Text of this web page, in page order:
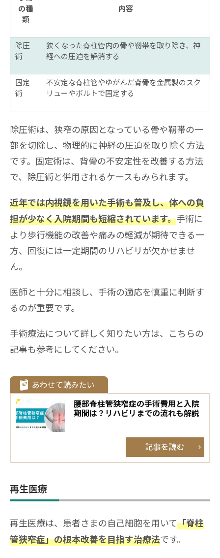
の種
類
内容
除圧
術
狭くなった脊柱管内の骨や靭帯を取り除き、神
経への圧迫を解消する
固定
術
不安定な脊柱管やゆがんだ背骨を金属製のスク
リューやボルトで固定する
除圧術は、狭窄の原因となっている骨や靭帯の一
部を切除し、物理的に神経の圧迫を取り除く方法
です。固定術は、背骨の不安定性を改善する方法
で、除圧術と併用されるケースもみられます。
近年では内視鏡を用いた手術も普及し、体への負
担が少なく入院期間も短縮されています。手術に
より歩行機能の改善や痛みの軽減が期待できる一
方、回復には一定期間のリハビリが欠かせませ
ん。
医師と十分に相談し、手術の適応を慎重に判断す
るのが重要です。
手術療法について詳しく知りたい方は、こちらの
記事も参考にしてください。
腰部脊柱管狭窄症の手術費用と入院
期間は？リハビリまでの流れも解説
再生医療
再生医療は、患者さまの自己細胞を用いて「脊柱
管狭窄症」の根本改善を目指す治療法です。